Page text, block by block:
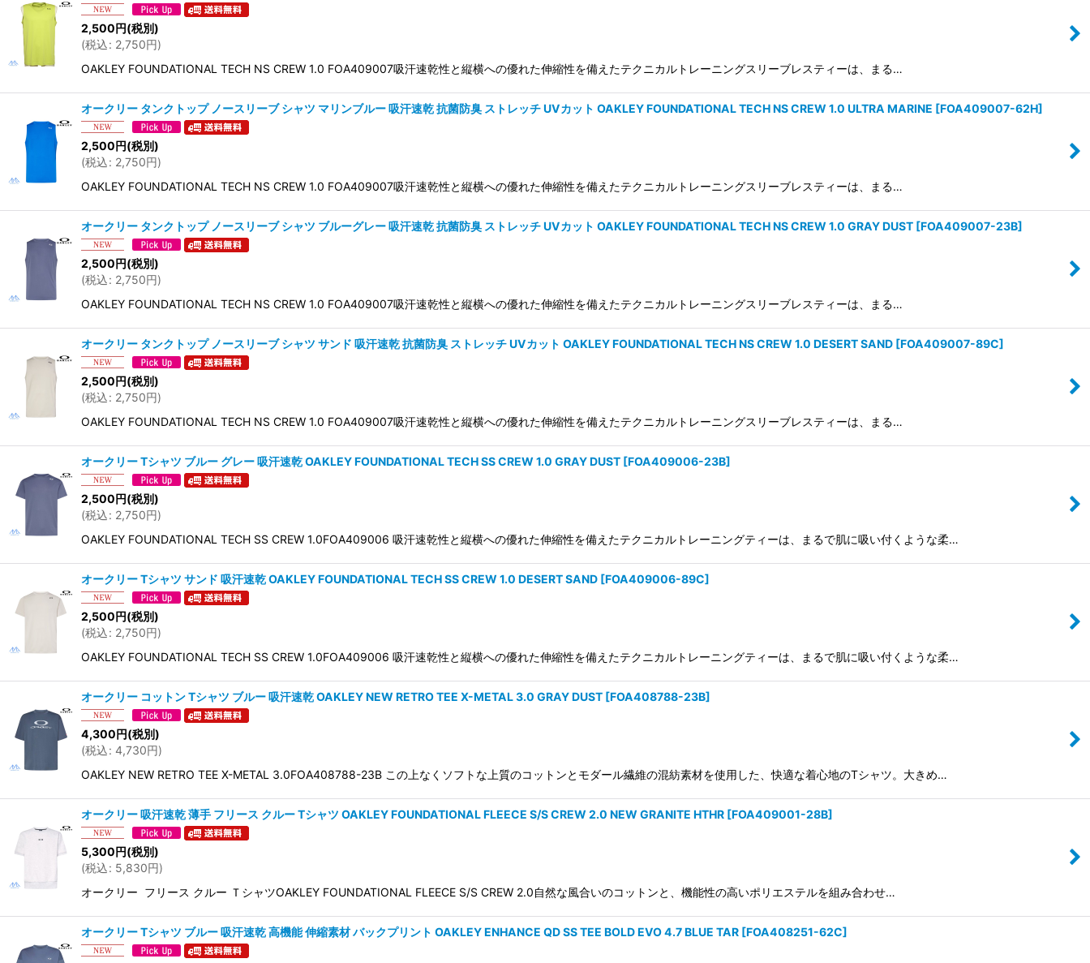
2,500円(税別)
(税込: 2,750円)
OAKLEY FOUNDATIONAL TECH NS CREW 1.0 FOA409007吸汗速乾性と縦横への優れた伸縮性を備えたテクニカルトレーニングスリーブレスティーは、まる…
オークリー タンクトップ ノースリーブ シャツ マリンブルー 吸汗速乾 抗菌防臭 ストレッチ UVカット OAKLEY FOUNDATIONAL TECH NS CREW 1.0 ULTRA MARINE [FOA409007-62H]
2,500円(税別)
(税込: 2,750円)
OAKLEY FOUNDATIONAL TECH NS CREW 1.0 FOA409007吸汗速乾性と縦横への優れた伸縮性を備えたテクニカルトレーニングスリーブレスティーは、まる…
オークリー タンクトップ ノースリーブ シャツ ブルーグレー 吸汗速乾 抗菌防臭 ストレッチ UVカット OAKLEY FOUNDATIONAL TECH NS CREW 1.0 GRAY DUST [FOA409007-23B]
2,500円(税別)
(税込: 2,750円)
OAKLEY FOUNDATIONAL TECH NS CREW 1.0 FOA409007吸汗速乾性と縦横への優れた伸縮性を備えたテクニカルトレーニングスリーブレスティーは、まる…
オークリー タンクトップ ノースリーブ シャツ サンド 吸汗速乾 抗菌防臭 ストレッチ UVカット OAKLEY FOUNDATIONAL TECH NS CREW 1.0 DESERT SAND [FOA409007-89C]
2,500円(税別)
(税込: 2,750円)
OAKLEY FOUNDATIONAL TECH NS CREW 1.0 FOA409007吸汗速乾性と縦横への優れた伸縮性を備えたテクニカルトレーニングスリーブレスティーは、まる…
オークリー Tシャツ ブルー グレー 吸汗速乾 OAKLEY FOUNDATIONAL TECH SS CREW 1.0 GRAY DUST [FOA409006-23B]
2,500円(税別)
(税込: 2,750円)
OAKLEY FOUNDATIONAL TECH SS CREW 1.0FOA409006 吸汗速乾性と縦横への優れた伸縮性を備えたテクニカルトレーニングティーは、まるで肌に吸い付くような柔…
オークリー Tシャツ サンド 吸汗速乾 OAKLEY FOUNDATIONAL TECH SS CREW 1.0 DESERT SAND [FOA409006-89C]
2,500円(税別)
(税込: 2,750円)
OAKLEY FOUNDATIONAL TECH SS CREW 1.0FOA409006 吸汗速乾性と縦横への優れた伸縮性を備えたテクニカルトレーニングティーは、まるで肌に吸い付くような柔…
オークリー コットン Tシャツ ブルー 吸汗速乾 OAKLEY NEW RETRO TEE X-METAL 3.0 GRAY DUST [FOA408788-23B]
4,300円(税別)
(税込: 4,730円)
OAKLEY NEW RETRO TEE X-METAL 3.0FOA408788-23B この上なくソフトな上質のコットンとモダール繊維の混紡素材を使用した、快適な着心地のTシャツ。大きめ…
オークリー 吸汗速乾 薄手 フリース クルー Tシャツ OAKLEY FOUNDATIONAL FLEECE S/S CREW 2.0 NEW GRANITE HTHR [FOA409001-28B]
5,300円(税別)
(税込: 5,830円)
オークリー フリース クルー ＴシャツOAKLEY FOUNDATIONAL FLEECE S/S CREW 2.0自然な風合いのコットンと、機能性の高いポリエステルを組み合わせ…
オークリー Tシャツ ブルー 吸汗速乾 高機能 伸縮素材 バックプリント OAKLEY ENHANCE QD SS TEE BOLD EVO 4.7 BLUE TAR [FOA408251-62C]